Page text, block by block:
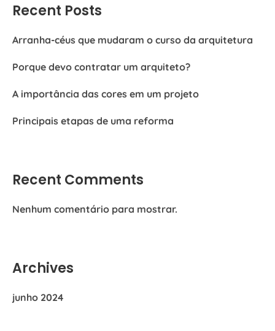
Recent Posts
Arranha-céus que mudaram o curso da arquitetura
Porque devo contratar um arquiteto?
A importância das cores em um projeto
Principais etapas de uma reforma
Recent Comments
Nenhum comentário para mostrar.
Archives
junho 2024